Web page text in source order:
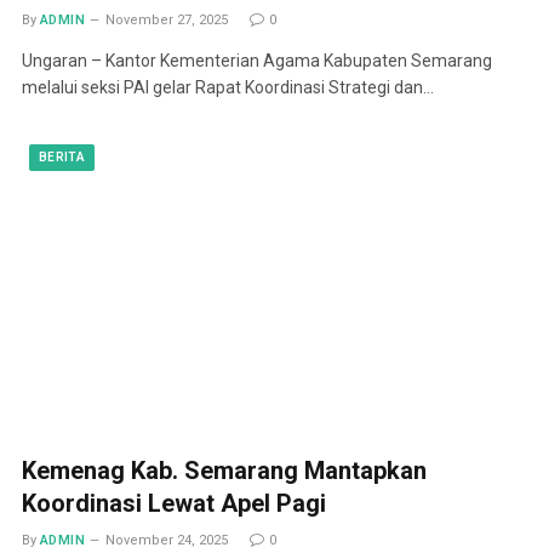
By ADMIN November 27, 2025 0
Ungaran – Kantor Kementerian Agama Kabupaten Semarang
melalui seksi PAI gelar Rapat Koordinasi Strategi dan…
BERITA
Kemenag Kab. Semarang Mantapkan
Koordinasi Lewat Apel Pagi
By ADMIN November 24, 2025 0